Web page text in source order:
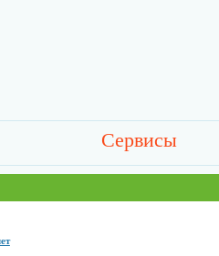
Сервисы